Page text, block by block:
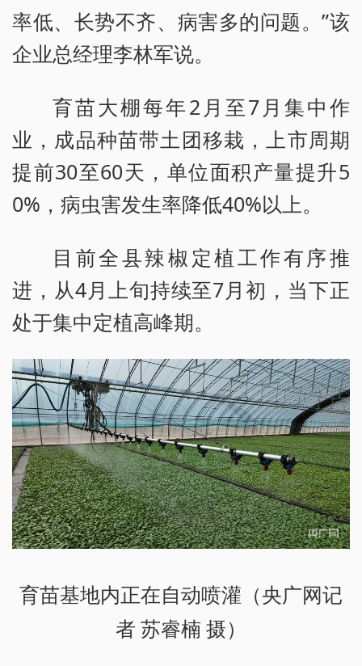
率低、长势不齐、病害多的问题。”该
企业总经理李林军说。
育苗大棚每年2月至7月集中作
业，成品种苗带土团移栽，上市周期
提前30至60天，单位面积产量提升5
0%，病虫害发生率降低40%以上。
目前全县辣椒定植工作有序推
进，从4月上旬持续至7月初，当下正
处于集中定植高峰期。
育苗基地内正在自动喷灌（央广网记
者 苏睿楠 摄）